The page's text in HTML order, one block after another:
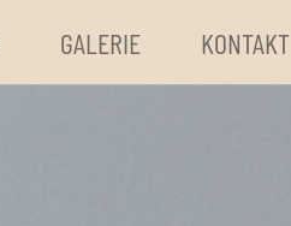
GALERIE KONTAKT